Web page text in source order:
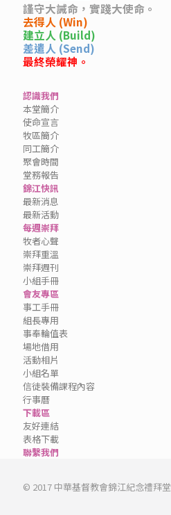
謹守大誡命，實踐大使命。
去得人 (Win)
建立人 (Build)
差遣人 (Send)
最終榮耀神。
認識我們
本堂簡介
使命宣言
牧區簡介
同工簡介
聚會時間
堂務報告
錦江快訊
最新消息
最新活動
每週崇拜
牧者心聲
崇拜重溫
崇拜週刊
小組手冊
會友專區
事工手冊
組長專用
事奉輪值表
場地借用
活動相片
小組名單
信徒裝備課程內容
行事曆
下載區
友好連結
表格下載
聯繫我們
© 2017 中華基督教會錦江紀念禮拜堂